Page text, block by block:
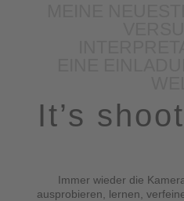
MEINE
It’s
Immer wieder die
ausprobieren, lernen,